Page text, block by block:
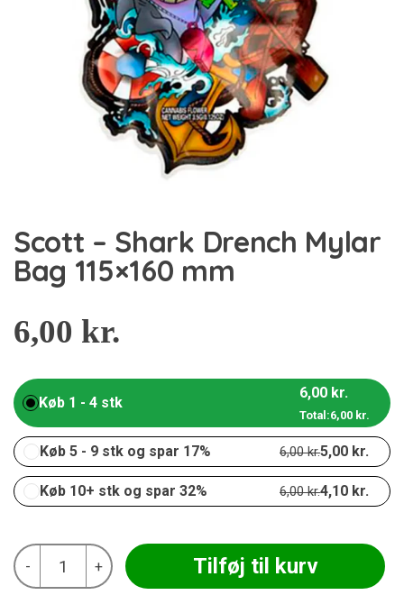
Scott – Shark Drench Mylar
Bag 115×160 mm
6,00 kr.
Køb 1 - 4 stk
6,00 kr.
Total:6,00 kr.
Køb 5 - 9 stk og spar 17% 6,00kr.5,00 kr.
Køb 10+ stk og spar 32% 6,00kr.4,10 kr.
-
Scott
Shark
+ Tilføj til kurv